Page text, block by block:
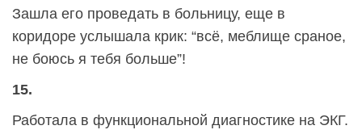
Зашла его проведать в больницу, еще в
коридоре услышала крик: “всё, меблище сраное,
не боюсь я тебя больше”!
15.
Работала в функциональной диагностике на ЭКГ.